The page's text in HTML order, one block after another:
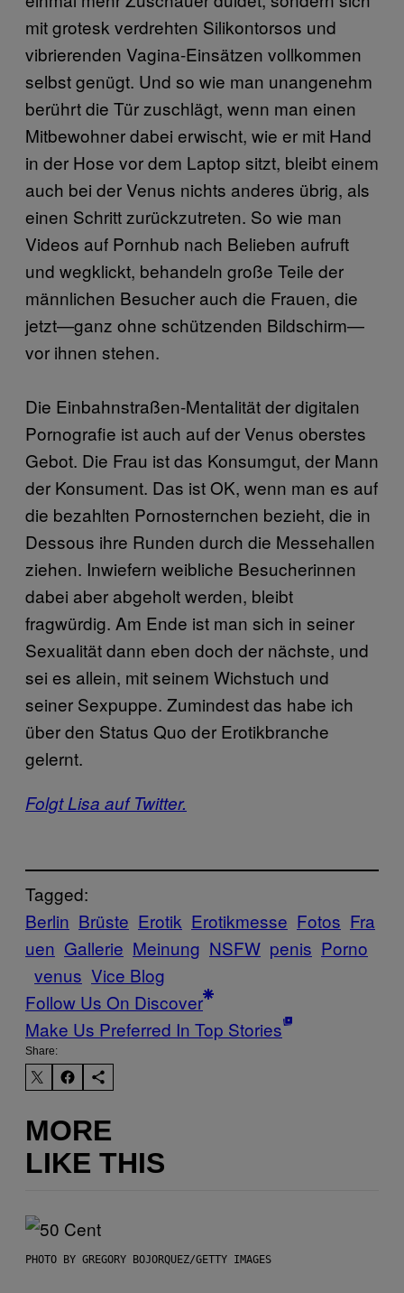
mit grotesk verdrehten Silikontorsos und
vibrierenden Vagina-Einsätzen vollkommen
selbst genügt. Und so wie man unangenehm
berührt die Tür zuschlägt, wenn man einen
Mitbewohner dabei erwischt, wie er mit Hand
in der Hose vor dem Laptop sitzt, bleibt einem
auch bei der Venus nichts anderes übrig, als
einen Schritt zurückzutreten. So wie man
Videos auf Pornhub nach Belieben aufruft
und wegklickt, behandeln große Teile der
männlichen Besucher auch die Frauen, die
jetzt—ganz ohne schützenden Bildschirm—
vor ihnen stehen.
Die Einbahnstraßen-Mentalität der digitalen
Pornografie ist auch auf der Venus oberstes
Gebot. Die Frau ist das Konsumgut, der Mann
der Konsument. Das ist OK, wenn man es auf
die bezahlten Pornosternchen bezieht, die in
Dessous ihre Runden durch die Messehallen
ziehen. Inwiefern weibliche Besucherinnen
dabei aber abgeholt werden, bleibt
fragwürdig. Am Ende ist man sich in seiner
Sexualität dann eben doch der nächste, und
sei es allein, mit seinem Wichstuch und
seiner Sexpuppe. Zumindest das habe ich
über den Status Quo der Erotikbranche
gelernt.
Folgt Lisa auf Twitter.
Tagged:
Berlin Brüste Erotik Erotikmesse Fotos Fra
uen Gallerie Meinung NSFW penis Porno
venus Vice Blog
Follow Us On Discover
Make Us Preferred In Top Stories
Share:
MORE
LIKE THIS
PHOTO BY GREGORY BOJORQUEZ/GETTY IMAGES